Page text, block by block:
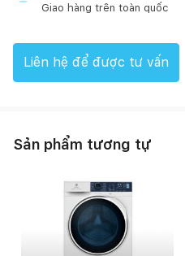
Giao hàng trên toàn quốc
Liên hệ để được tư vấn
Sản phẩm tương tự